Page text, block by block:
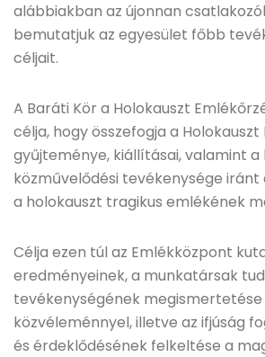
alábbiakban az újonnan
bemutatjuk az egyesület főbb
céljait.
A Baráti Kör a Holokauszt
célja, hogy összefogja a
gyűjteménye, kiállításai, valamint a
közművelődési tevékenysége
a holokauszt tragikus emlékének
Célja ezen túl az Emlékközpont
eredményeinek, a munkatársak
tevékenységének megismertetése
közvéleménnyel, illetve az ifjúság
és érdeklődésének felkeltése a